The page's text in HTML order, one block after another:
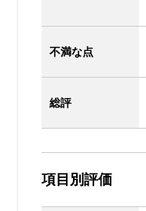
不満な点
総評
項目別評価